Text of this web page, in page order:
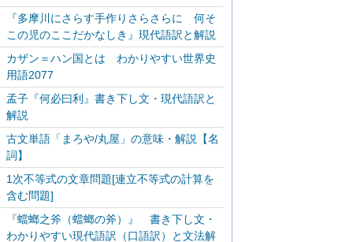
『多摩川にさらす手作りさらさらに 何そ
この児のここだかなしき』現代語訳と解説
カザン＝ハン国とは わかりやすい世界史
用語2077
孟子『何必曰利』書き下し文・現代語訳と
解説
古文単語「まろや/丸屋」の意味・解説【名
詞】
1次不等式の文章問題[連立不等式の計算を
含む問題]
『蟷螂之斧（蟷螂の斧）』 書き下し文・
わかりやすい現代語訳（口語訳）と文法解